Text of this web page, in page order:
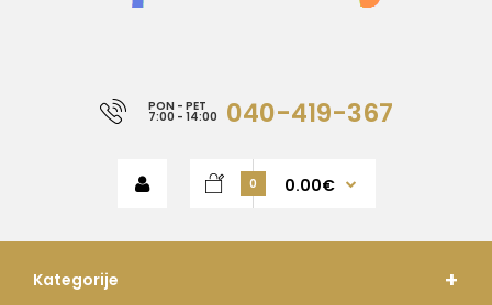
PON - PET
7:00 - 14:00 040-419-367
0 0.00€
Kategorije